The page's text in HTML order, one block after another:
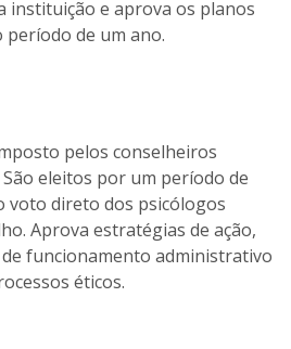
instituição e aprova os planos
período de um ano.
pelos conselheiros
eleitos por um período de
voto direto dos psicólogos
Aprova estratégias de ação,
funcionamento administrativo
éticos.